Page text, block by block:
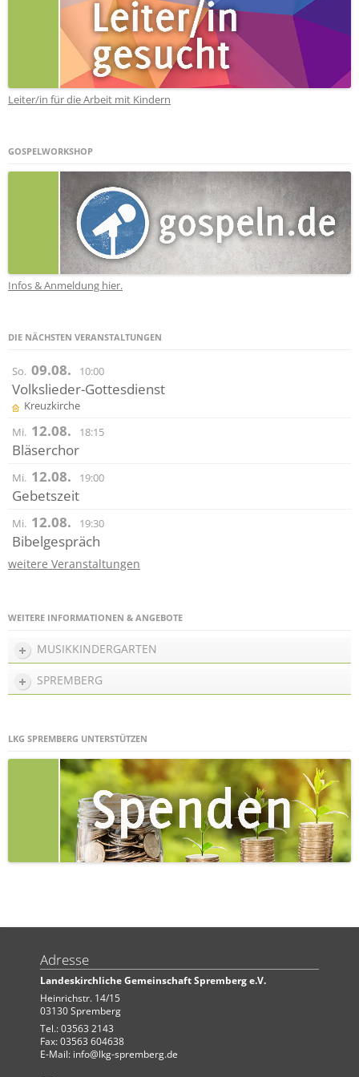
Leiter/in für die Arbeit mit Kindern
GOSPELWORKSHOP
Infos & Anmeldung hier.
DIE NÄCHSTEN VERANSTALTUNGEN
So. 09.08. 10:00
Volkslieder-Gottesdienst
Kreuzkirche
Mi. 12.08. 18:15
Bläserchor
Mi. 12.08. 19:00
Gebetszeit
Mi. 12.08. 19:30
Bibelgespräch
weitere Veranstaltungen
WEITERE INFORMATIONEN & ANGEBOTE
MUSIKKINDERGARTEN
SPREMBERG
LKG SPREMBERG UNTERSTÜTZEN
Adresse
Landeskirchliche Gemeinschaft Spremberg e.V.
Heinrichstr. 14/15
03130 Spremberg
Tel.: 03563 2143
Fax: 03563 604638
E-Mail: info@lkg-spremberg.de